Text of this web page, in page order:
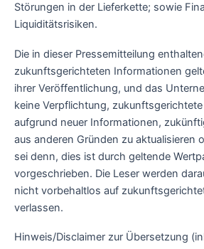
Störungen in der Lieferkette; sowie
Liquiditätsrisiken.
Die in dieser Pressemitteilung
zukunftsgerichteten Informationen
ihrer Veröffentlichung, und das
keine Verpflichtung,
aufgrund neuer Informationen,
aus anderen Gründen zu aktualisieren
sei denn, dies ist durch geltende
vorgeschrieben. Die Leser werden
nicht vorbehaltlos auf
verlassen.
Hinweis/Disclaimer zur Übersetzung